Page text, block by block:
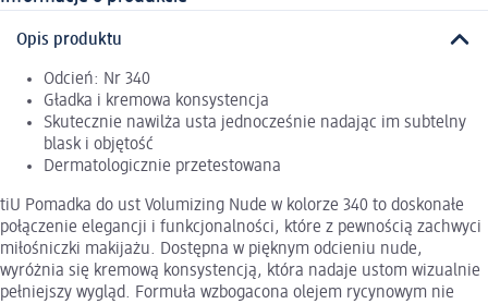
Opis produktu
Odcień: Nr 340
Gładka i kremowa konsystencja
Skutecznie nawilża usta jednocześnie nadając im subtelny
blask i objętość
Dermatologicznie przetestowana
tiU Pomadka do ust Volumizing Nude w kolorze 340 to doskonałe
połączenie elegancji i funkcjonalności, które z pewnością zachwyci
miłośniczki makijażu. Dostępna w pięknym odcieniu nude,
wyróżnia się kremową konsystencją, która nadaje ustom wizualnie
pełniejszy wygląd. Formuła wzbogacona olejem rycynowym nie